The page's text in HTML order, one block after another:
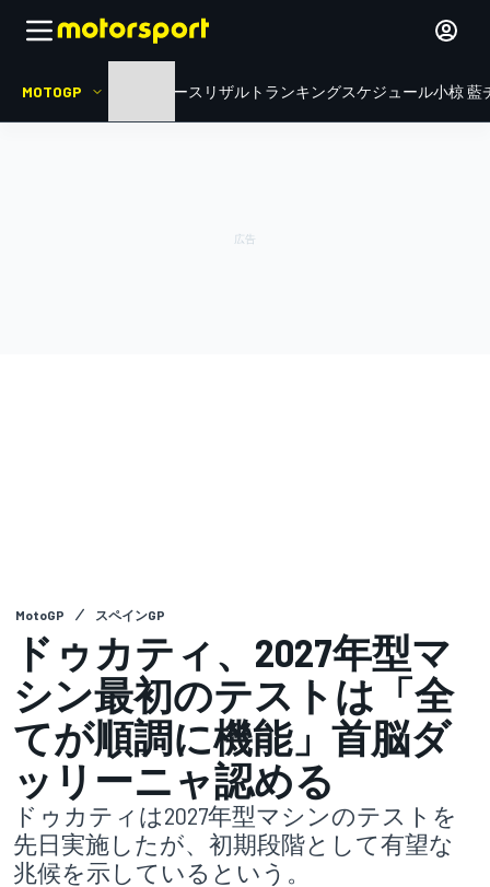
MOTOGP ニュース リザルト ランキングスケジュール小椋 藍
MotoGP スペインGP
ドゥカティ、2027年型マ
シン最初のテストは「全
てが順調に機能」首脳ダ
ッリーニャ認める
ドゥカティは2027年型マシンのテストを
先日実施したが、初期段階として有望な
兆候を示しているという。